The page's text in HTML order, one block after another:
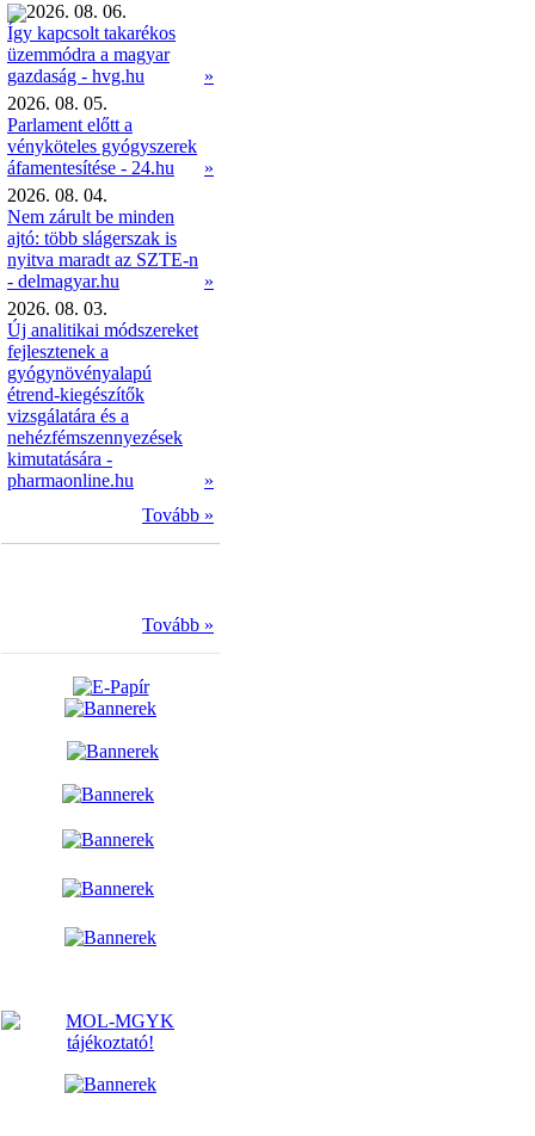
2026. 08. 06.
Így kapcsolt takarékos
üzemmódra a magyar
gazdaság - hvg.hu
»
2026. 08. 05.
Parlament előtt a
vényköteles gyógyszerek
áfamentesítése - 24.hu
»
2026. 08. 04.
Nem zárult be minden
ajtó: több slágerszak is
nyitva maradt az SZTE-n
- delmagyar.hu
»
2026. 08. 03.
Új analitikai módszereket
fejlesztenek a
gyógynövényalapú
étrend-kiegészítők
vizsgálatára és a
nehézfémszennyezések
kimutatására -
pharmaonline.hu
»
Tovább »
Tovább »